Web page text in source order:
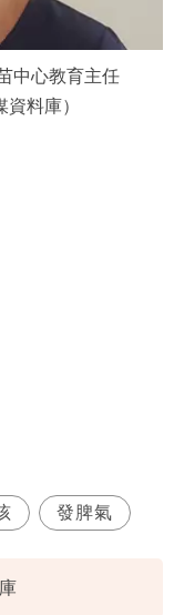
中心教育主任
料庫）
發脾氣